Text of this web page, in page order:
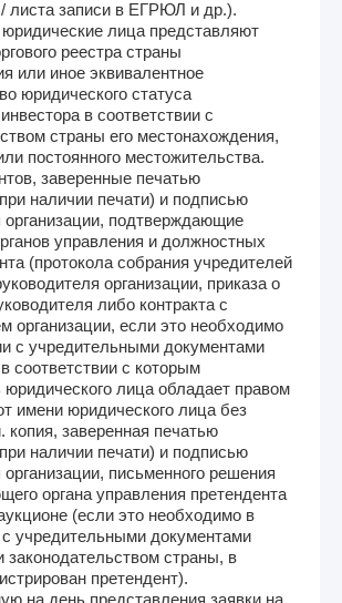
записи в ЕГРЮЛ и др.).
лица представляют
реестра страны
или иное эквивалентное
юридического статуса
в соответствии с
страны его местонахождения,
постоянного местожительства.
заверенные печатью
наличии печати) и подписью
организации, подтверждающие
управления и должностных
(протокола собрания учредителей
организации, приказа о
либо контракта с
организации, если это необходимо
с учредительными документами
соответствии с которым
юридического лица обладает правом
имени юридического лица без
копия, заверенная печатью
наличии печати) и подписью
организации, письменного решения
органа управления претендента
(если это необходимо в
с учредительными документами
законодательством страны, в
претендент).
на день представления заявки на